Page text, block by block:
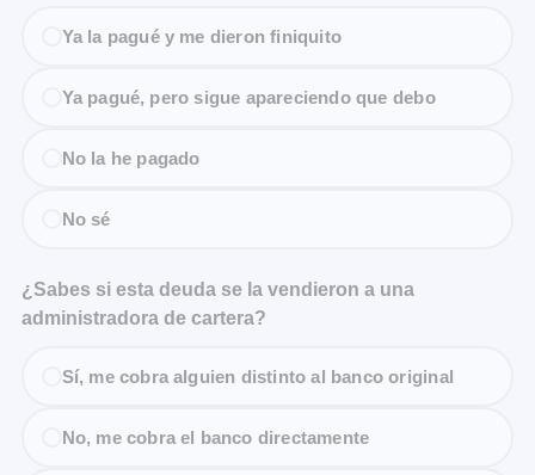
Ya la pagué y me dieron finiquito
Ya pagué, pero sigue apareciendo que debo
No la he pagado
No sé
¿Sabes si esta deuda se la vendieron a una
administradora de cartera?
Sí, me cobra alguien distinto al banco original
No, me cobra el banco directamente